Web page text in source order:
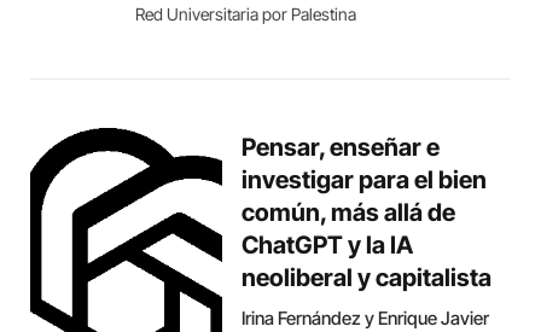
Red Universitaria por Palestina
Pensar, enseñar e
investigar para el bien
común, más allá de
ChatGPT y la IA
neoliberal y capitalista
Irina Fernández y Enrique Javier